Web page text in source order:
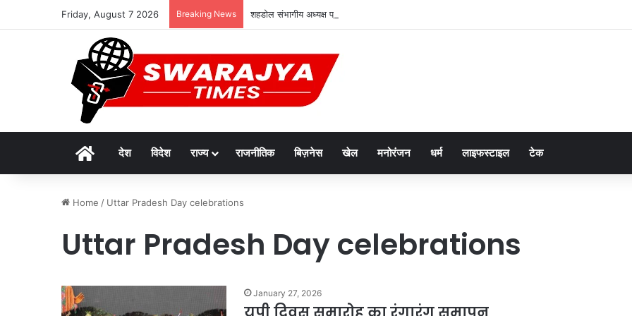
Friday, August 7 2026 Breaking News शहडोल संभागीय अध्यक्ष प्रकाश सोनी ने लगाए नीम के पौधे
Homeदेश विदेश राज्य राजनीतिक बिज़नेस खेल मनोरंजन धर्म लाइफस्टाइल टेक
Home / Uttar Pradesh Day celebrations
Uttar Pradesh Day celebrations
January 27, 2026